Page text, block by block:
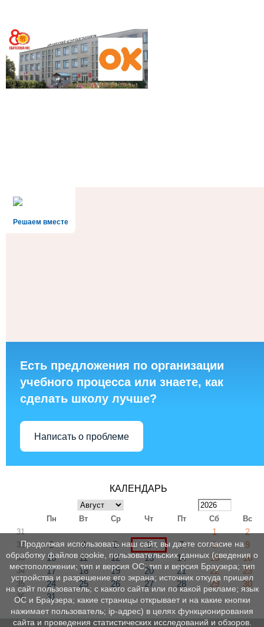
Решаем вместе
Есть предложения по организации
учебного процесса или знаете, как
сделать школу лучше?
Написать о проблеме
КАЛЕНДАРЬ
Пн Вт Ср Чт Пт Сб
Вс
31
1 2
32 3 4 5 6 7 8 9
33 10 11 12 13 14 15 16
34 17 18 19 20 21 22 23
35 24 25 26 27 28 29 30
36 31
Продолжая использовать наш сайт, вы даете согласие на
обработку файлов cookie, пользовательских данных (сведения о
местоположении; тип и версия ОС; тип и версия Браузера; тип
устройства и разрешение его экрана; источник откуда пришел
на сайт пользователь; с какого сайта или по какой рекламе; язык
ОС и Браузера; какие страницы открывает и на какие кнопки
нажимает пользователь; ip-адрес) в целях функционирования
сайта и проведения статистических исследований и обзоров.